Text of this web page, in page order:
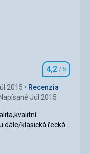
5,0/ 5
5,0
Hodnotenie
4,2 / 5
2015
Recenzia
Napísané Júl 2015
dále/klasická řecká